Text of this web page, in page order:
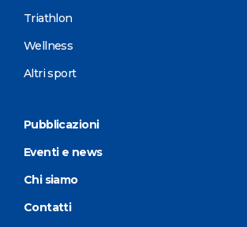
Triathlon
Wellness
Altri sport
Pubblicazioni
Eventi e news
Chi siamo
Contatti